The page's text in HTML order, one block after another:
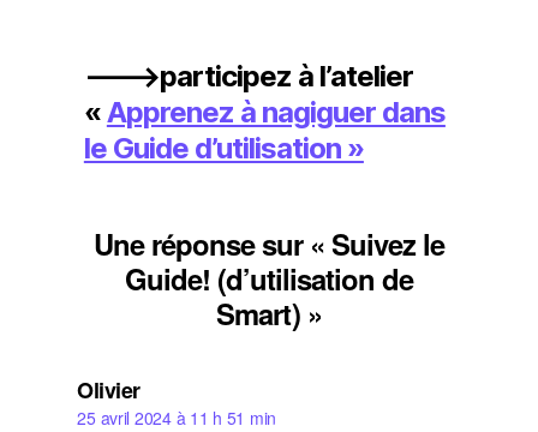
🡒participez à l’atelier
«Apprenez à nagiguer dans
le Guide d’utilisation »
Une réponse sur « Suivez le
Guide! (d’utilisation de
Smart) »
Olivierdit :
25 avril 2024 à 11 h 51 min